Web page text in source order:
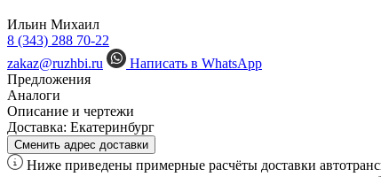
Ильин Михаил
8 (343) 288 70-22
zakaz@ruzhbi.ru
Написать в WhatsApp
Предложения
Аналоги
Описание и чертежи
Доставка: Екатеринбург
Сменить адрес доставки
Ниже приведены примерные расчёты доставки